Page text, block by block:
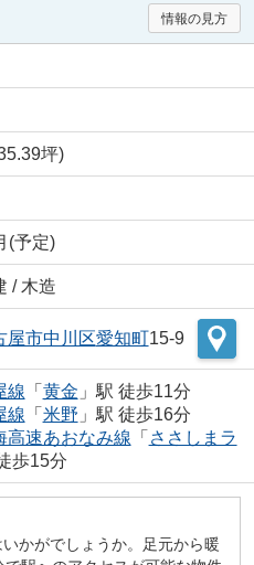
情報の見方
坪)
(予定)
/ 木造
屋市中川区愛知町15-9
線 「 黄金 」駅 徒歩11分
線 「 米野 」駅 徒歩16分
高速あおなみ線 「 ささしまラ
歩15分
かがでしょうか。足元から暖